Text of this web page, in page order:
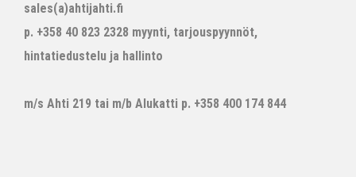
sales(a)ahtijahti.fi
p. +358 40 823 2328 myynti, tarjouspyynnöt,
hintatiedustelu ja hallinto
m/s Ahti 219 tai m/b Alukatti p. +358 400 174 844